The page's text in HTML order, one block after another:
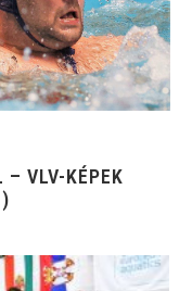
– VLV-KÉPEK